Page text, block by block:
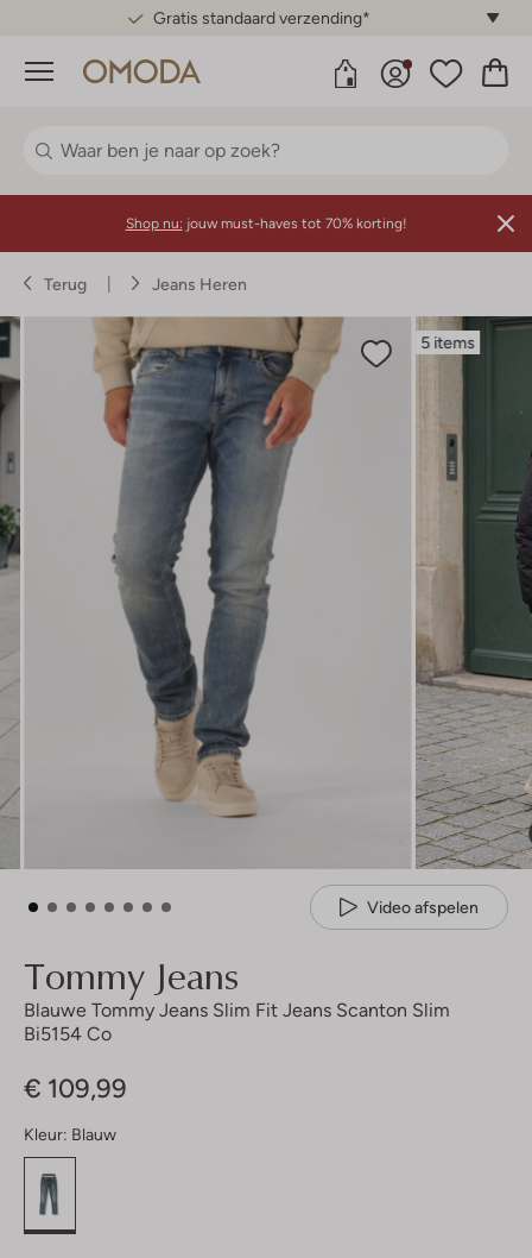
Gratis standaard verzending*
Menu
Shop nu: jouw must-haves tot 70% korting!
Terug Jeans Heren
5 items
Video afspelen
Tommy Jeans
Blauwe Tommy Jeans Slim Fit Jeans Scanton Slim
Bi5154 Co
€ 109,99
Kleur: Blauw